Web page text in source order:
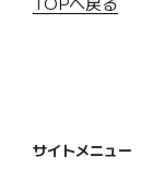
サイトメニュー